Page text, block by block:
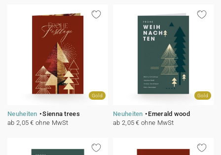
★ Gratis Musterkarten
★ Angebot anfragen
Thekenaufsteller
Aufkleber
Gold
Neuheiten
Sienna trees
ab 2,05 € ohne MwSt
Gold
Neuheiten
Emerald wood
ab 2,05 € ohne MwSt